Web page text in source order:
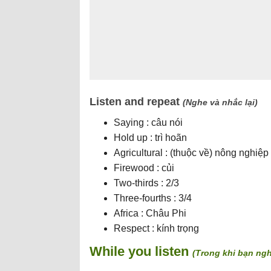
Listen and repeat (Nghe và nhắc lại)
Saying : câu nói
Hold up : trì hoãn
Agricultural : (thuộc về) nông nghiệp
Firewood : củi
Two-thirds : 2/3
Three-fourths : 3/4
Africa : Châu Phi
Respect : kính trọng
While you listen (Trong khi bạn